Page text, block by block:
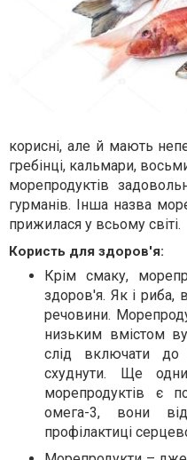
корисні, але й мають
гребінці, кальмари,
морепродуктів
гурманів. Інша назва
прижилася у всьому світі.
Користь для здоров'я:
Крім смаку,
здоров'я. Як і риба,
речовини.
низьким вмістом
слід включати до
схуднути. Ще
морепродуктів є
омега-3, вони
профілактиці